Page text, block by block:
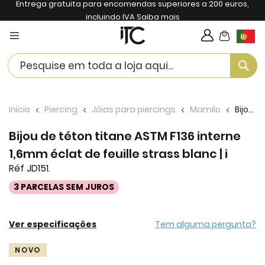
Entrega gratuita para encomendas superiores a 200 euros,
incluindo IVASaiba mais
My Cart
Início Piercing Jóias para piercings Mamilo Bijou de téton titane ASTM F136 interne 1,6mm éclat de feuille strass blanc | i
Bijou de téton titane ASTM F136 interne
1,6mm éclat de feuille strass blanc | i
Réf JD151.
3 PARCELAS SEM JUROS
Ver especificações Tem alguma pergunta?
Skip
NOVO